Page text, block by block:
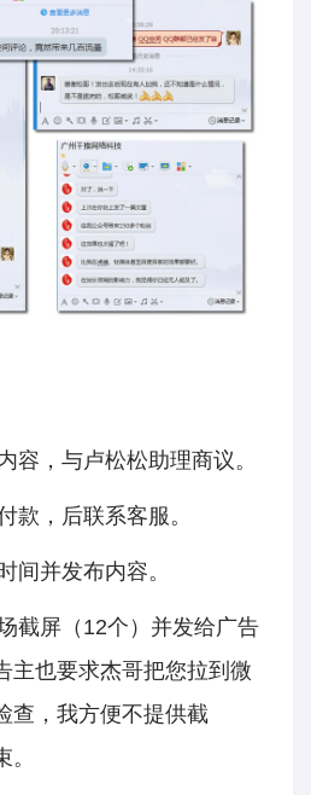
容，与卢松松助理商议。
款，后联系客服。
间并发布内容。
截屏（12个）并发给广告
主也要求杰哥把您拉到微
查，我方便不提供截